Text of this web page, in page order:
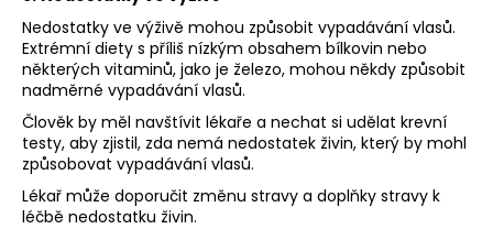
Nedostatky ve výživě mohou způsobit vypadávání vlasů.
Extrémní diety s příliš nízkým obsahem bílkovin nebo
některých vitaminů, jako je železo, mohou někdy způsobit
nadměrné vypadávání vlasů.
Člověk by měl navštívit lékaře a nechat si udělat krevní
testy, aby zjistil, zda nemá nedostatek živin, který by mohl
způsobovat vypadávání vlasů.
Lékař může doporučit změnu stravy a doplňky stravy k
léčbě nedostatku živin.